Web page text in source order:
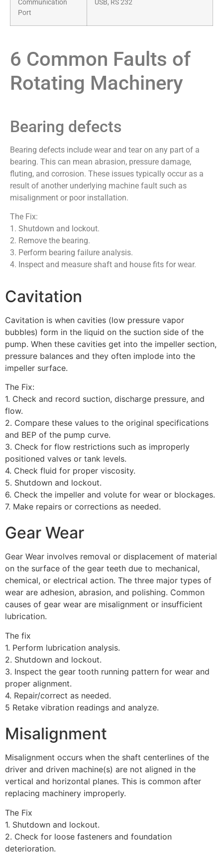
Communication
Port
USB, RS 232
6 Common Faults of
Rotating Machinery
Bearing defects
Bearing defects include wear and tear on any part of a
bearing. This can mean abrasion, pressure damage,
fluting, and corrosion. These issues typically occur as a
result of another underlying machine fault such as
misalignment or poor installation.
The Fix:
1. Shutdown and lockout.
2. Remove the bearing.
3. Perform bearing failure analysis.
4. Inspect and measure shaft and house fits for wear.
Cavitation
Cavitation is when cavities (low pressure vapor
bubbles) form in the liquid on the suction side of the
pump. When these cavities get into the impeller section,
pressure balances and they often implode into the
impeller surface.
The Fix:
1. Check and record suction, discharge pressure, and
flow.
2. Compare these values to the original specifications
and BEP of the pump curve.
3. Check for flow restrictions such as improperly
positioned valves or tank levels.
4. Check fluid for proper viscosity.
5. Shutdown and lockout.
6. Check the impeller and volute for wear or blockages.
7. Make repairs or corrections as needed.
Gear Wear
Gear Wear involves removal or displacement of material
on the surface of the gear teeth due to mechanical,
chemical, or electrical action. The three major types of
wear are adhesion, abrasion, and polishing. Common
causes of gear wear are misalignment or insufficient
lubrication.
The fix
1. Perform lubrication analysis.
2. Shutdown and lockout.
3. Inspect the gear tooth running pattern for wear and
proper alignment.
4. Repair/correct as needed.
5 Retake vibration readings and analyze.
Misalignment
Misalignment occurs when the shaft centerlines of the
driver and driven machine(s) are not aligned in the
vertical and horizontal planes. This is common after
replacing machinery improperly.
The Fix
1. Shutdown and lockout.
2. Check for loose fasteners and foundation
deterioration.